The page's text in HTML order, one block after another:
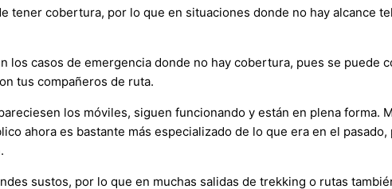
cobertura, por lo que en situaciones donde no hay alcance
casos de emergencia donde no hay cobertura, pues se puede
tus compañeros de ruta.
los móviles, siguen funcionando y están en plena forma.
ahora es bastante más especializado de lo que era en el
sustos, por lo que en muchas salidas de trekking o rutas